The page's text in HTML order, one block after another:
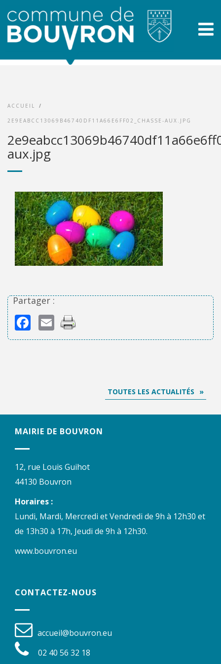
ACCUEIL /
2E9EABCC13069B46740DF11A66E6FF02_CHASSE-AUX.JPG
aux.jpg
Partager :
Facebook
Email
TOUTES LES ACTUALITÉS
MAIRIE DE BOUVRON
12, rue Louis Guihot
44130 Bouvron
Horaires :
Lundi, Mardi, Mercredi et Vendredi de 9h à 12h30 et
de 13h30 à 17h, Jeudi de 9h à 12h30.
www.bouvron.eu
CONTACTEZ-NOUS
accueil@bouvron.eu
02 40 56 32 18